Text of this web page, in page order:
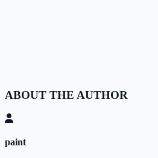
ABOUT THE AUTHOR
paint